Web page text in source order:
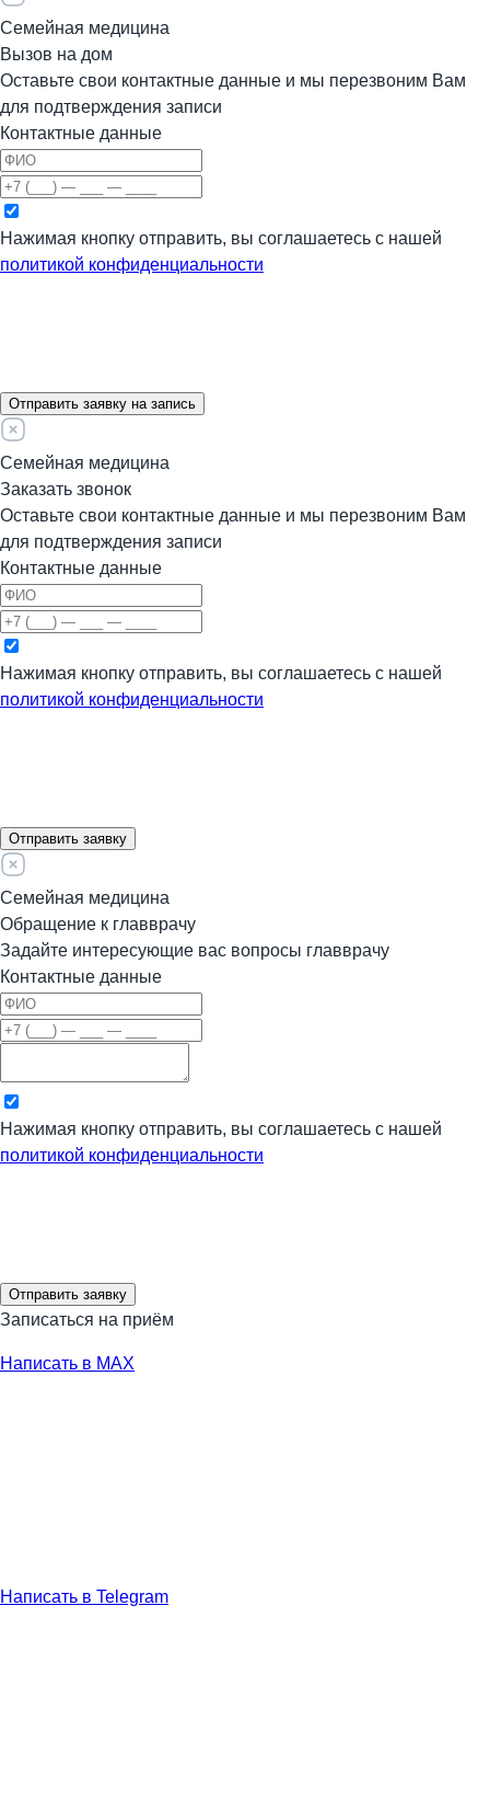
Семейная медицина
Вызов на дом
Оставьте свои контактные данные и мы перезвоним Вам
для подтверждения записи
Контактные данные
Нажимая кнопку отправить, вы соглашаетесь с нашей
политикой конфиденциальности
Отправить заявку на запись
Семейная медицина
Заказать звонок
Оставьте свои контактные данные и мы перезвоним Вам
для подтверждения записи
Контактные данные
Нажимая кнопку отправить, вы соглашаетесь с нашей
политикой конфиденциальности
Отправить заявку
Семейная медицина
Обращение к главврачу
Задайте интересующие вас вопросы главврачу
Контактные данные
Нажимая кнопку отправить, вы соглашаетесь с нашей
политикой конфиденциальности
Отправить заявку
Записаться на приём
Написать в MAX
Написать в Telegram